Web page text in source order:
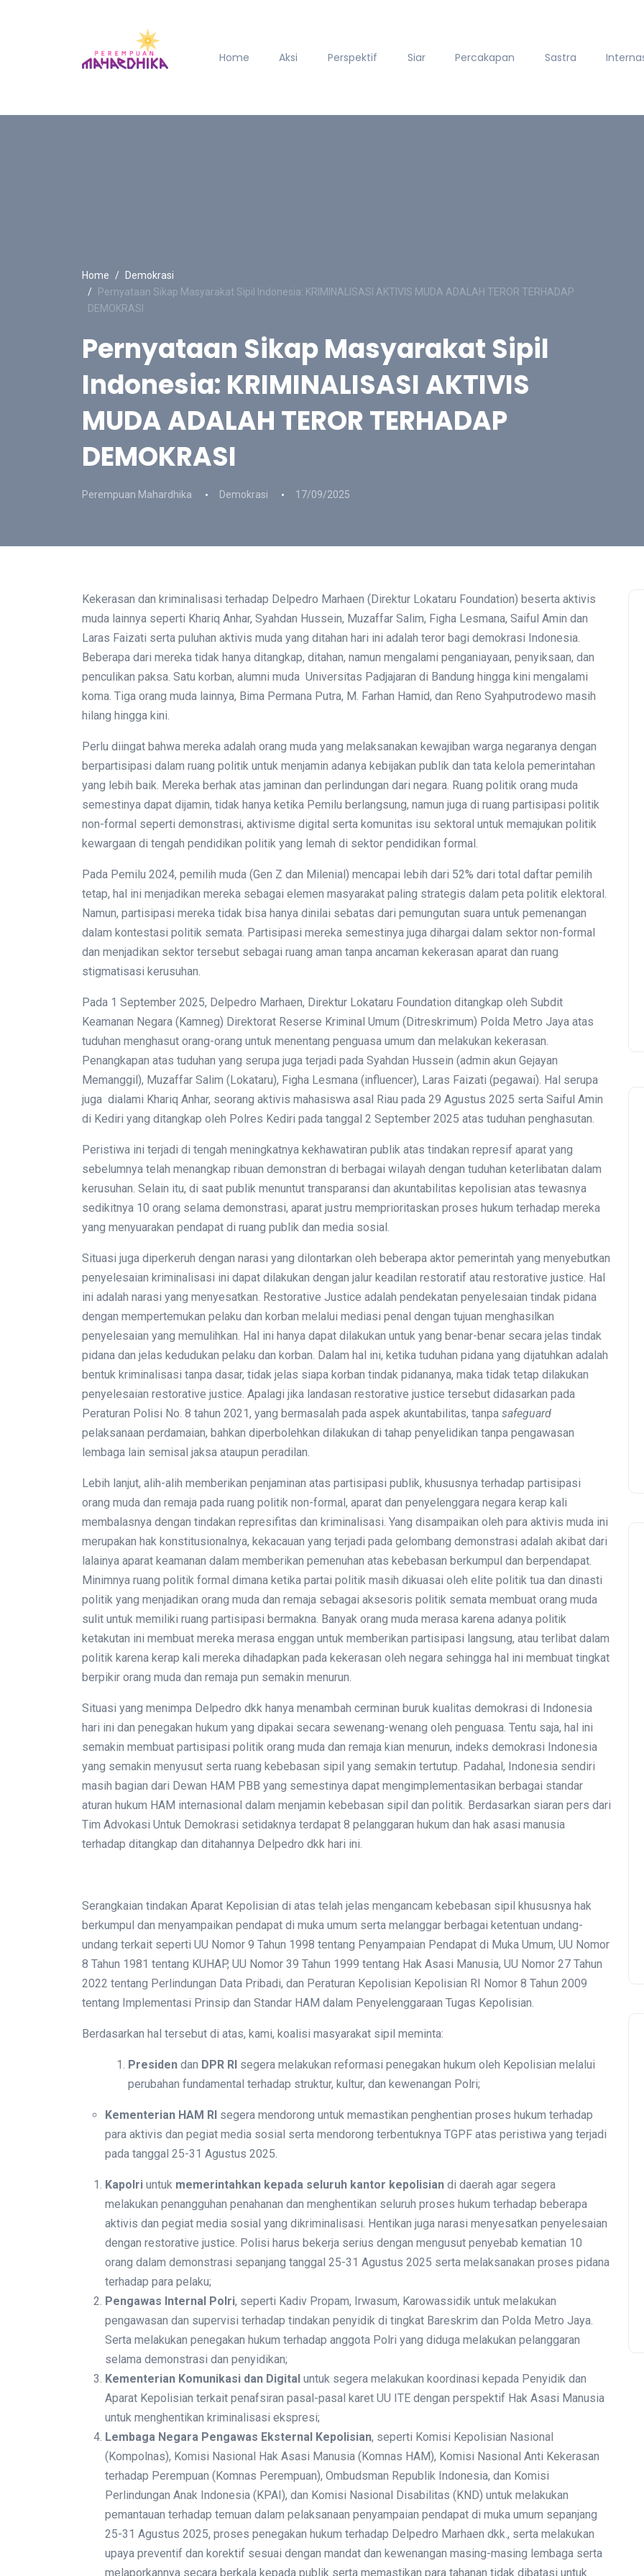
Home Aksi Perspektif Siar Percakapan Sastra
Home
Demokrasi
Pernyataan Sikap Masyarakat Sipil Indonesia: KRIMINALISASI AKTIVIS MUDA ADALAH TEROR TERHADAP
DEMOKRASI
Pernyataan Sikap Masyarakat Sipil
Indonesia: KRIMINALISASI AKTIVIS
MUDA ADALAH TEROR TERHADAP
DEMOKRASI
Perempuan Mahardhika Demokrasi 17/09/2025
Kekerasan dan kriminalisasi terhadap Delpedro Marhaen (Direktur Lokataru Foundation) beserta aktivis
muda lainnya seperti Khariq Anhar, Syahdan Hussein, Muzaffar Salim, Figha Lesmana, Saiful Amin dan
Laras Faizati serta puluhan aktivis muda yang ditahan hari ini adalah teror bagi demokrasi Indonesia.
Beberapa dari mereka tidak hanya ditangkap, ditahan, namun mengalami penganiayaan, penyiksaan, dan
penculikan paksa. Satu korban, alumni muda Universitas Padjajaran di Bandung hingga kini mengalami
koma. Tiga orang muda lainnya, Bima Permana Putra, M. Farhan Hamid, dan Reno Syahputrodewo masih
hilang hingga kini.
Perlu diingat bahwa mereka adalah orang muda yang melaksanakan kewajiban warga negaranya dengan
berpartisipasi dalam ruang politik untuk menjamin adanya kebijakan publik dan tata kelola pemerintahan
yang lebih baik. Mereka berhak atas jaminan dan perlindungan dari negara. Ruang politik orang muda
semestinya dapat dijamin, tidak hanya ketika Pemilu berlangsung, namun juga di ruang partisipasi politik
non-formal seperti demonstrasi, aktivisme digital serta komunitas isu sektoral untuk memajukan politik
kewargaan di tengah pendidikan politik yang lemah di sektor pendidikan formal.
Pada Pemilu 2024, pemilih muda (Gen Z dan Milenial) mencapai lebih dari 52% dari total daftar pemilih
tetap, hal ini menjadikan mereka sebagai elemen masyarakat paling strategis dalam peta politik elektoral.
Namun, partisipasi mereka tidak bisa hanya dinilai sebatas dari pemungutan suara untuk pemenangan
dalam kontestasi politik semata. Partisipasi mereka semestinya juga dihargai dalam sektor non-formal
dan menjadikan sektor tersebut sebagai ruang aman tanpa ancaman kekerasan aparat dan ruang
stigmatisasi kerusuhan.
Pada 1 September 2025, Delpedro Marhaen, Direktur Lokataru Foundation ditangkap oleh Subdit
Keamanan Negara (Kamneg) Direktorat Reserse Kriminal Umum (Ditreskrimum) Polda Metro Jaya atas
tuduhan menghasut orang-orang untuk menentang penguasa umum dan melakukan kekerasan.
Penangkapan atas tuduhan yang serupa juga terjadi pada Syahdan Hussein (admin akun Gejayan
Memanggil), Muzaffar Salim (Lokataru), Figha Lesmana (influencer), Laras Faizati (pegawai). Hal serupa
juga dialami Khariq Anhar, seorang aktivis mahasiswa asal Riau pada 29 Agustus 2025 serta Saiful Amin
di Kediri yang ditangkap oleh Polres Kediri pada tanggal 2 September 2025 atas tuduhan penghasutan.
Peristiwa ini terjadi di tengah meningkatnya kekhawatiran publik atas tindakan represif aparat yang
sebelumnya telah menangkap ribuan demonstran di berbagai wilayah dengan tuduhan keterlibatan dalam
kerusuhan. Selain itu, di saat publik menuntut transparansi dan akuntabilitas kepolisian atas tewasnya
sedikitnya 10 orang selama demonstrasi, aparat justru memprioritaskan proses hukum terhadap mereka
yang menyuarakan pendapat di ruang publik dan media sosial.
Situasi juga diperkeruh dengan narasi yang dilontarkan oleh beberapa aktor pemerintah yang menyebutkan
penyelesaian kriminalisasi ini dapat dilakukan dengan jalur keadilan restoratif atau restorative justice. Hal
ini adalah narasi yang menyesatkan. Restorative Justice adalah pendekatan penyelesaian tindak pidana
dengan mempertemukan pelaku dan korban melalui mediasi penal dengan tujuan menghasilkan
penyelesaian yang memulihkan. Hal ini hanya dapat dilakukan untuk yang benar-benar secara jelas tindak
pidana dan jelas kedudukan pelaku dan korban. Dalam hal ini, ketika tuduhan pidana yang dijatuhkan adalah
bentuk kriminalisasi tanpa dasar, tidak jelas siapa korban tindak pidananya, maka tidak tetap dilakukan
penyelesaian restorative justice. Apalagi jika landasan restorative justice tersebut didasarkan pada
Peraturan Polisi No. 8 tahun 2021, yang bermasalah pada aspek akuntabilitas, tanpa safeguard
pelaksanaan perdamaian, bahkan diperbolehkan dilakukan di tahap penyelidikan tanpa pengawasan
lembaga lain semisal jaksa ataupun peradilan.
Lebih lanjut, alih-alih memberikan penjaminan atas partisipasi publik, khususnya terhadap partisipasi
orang muda dan remaja pada ruang politik non-formal, aparat dan penyelenggara negara kerap kali
membalasnya dengan tindakan represifitas dan kriminalisasi. Yang disampaikan oleh para aktivis muda ini
merupakan hak konstitusionalnya, kekacauan yang terjadi pada gelombang demonstrasi adalah akibat dari
lalainya aparat keamanan dalam memberikan pemenuhan atas kebebasan berkumpul dan berpendapat.
Minimnya ruang politik formal dimana ketika partai politik masih dikuasai oleh elite politik tua dan dinasti
politik yang menjadikan orang muda dan remaja sebagai aksesoris politik semata membuat orang muda
sulit untuk memiliki ruang partisipasi bermakna. Banyak orang muda merasa karena adanya politik
ketakutan ini membuat mereka merasa enggan untuk memberikan partisipasi langsung, atau terlibat dalam
politik karena kerap kali mereka dihadapkan pada kekerasan oleh negara sehingga hal ini membuat tingkat
berpikir orang muda dan remaja pun semakin menurun.
Situasi yang menimpa Delpedro dkk hanya menambah cerminan buruk kualitas demokrasi di Indonesia
hari ini dan penegakan hukum yang dipakai secara sewenang-wenang oleh penguasa. Tentu saja, hal ini
semakin membuat partisipasi politik orang muda dan remaja kian menurun, indeks demokrasi Indonesia
yang semakin menyusut serta ruang kebebasan sipil yang semakin tertutup. Padahal, Indonesia sendiri
masih bagian dari Dewan HAM PBB yang semestinya dapat mengimplementasikan berbagai standar
aturan hukum HAM internasional dalam menjamin kebebasan sipil dan politik. Berdasarkan siaran pers dari
Tim Advokasi Untuk Demokrasi setidaknya terdapat 8 pelanggaran hukum dan hak asasi manusia
terhadap ditangkap dan ditahannya Delpedro dkk hari ini.
Serangkaian tindakan Aparat Kepolisian di atas telah jelas mengancam kebebasan sipil khususnya hak
berkumpul dan menyampaikan pendapat di muka umum serta melanggar berbagai ketentuan undang-
undang terkait seperti UU Nomor 9 Tahun 1998 tentang Penyampaian Pendapat di Muka Umum, UU Nomor
8 Tahun 1981 tentang KUHAP, UU Nomor 39 Tahun 1999 tentang Hak Asasi Manusia, UU Nomor 27 Tahun
2022 tentang Perlindungan Data Pribadi, dan Peraturan Kepolisian Kepolisian RI Nomor 8 Tahun 2009
tentang Implementasi Prinsip dan Standar HAM dalam Penyelenggaraan Tugas Kepolisian.
Berdasarkan hal tersebut di atas, kami, koalisi masyarakat sipil meminta:
Presiden dan DPR RI segera melakukan reformasi penegakan hukum oleh Kepolisian melalui
perubahan fundamental terhadap struktur, kultur, dan kewenangan Polri;
Kementerian HAM RI segera mendorong untuk memastikan penghentian proses hukum terhadap
para aktivis dan pegiat media sosial serta mendorong terbentuknya TGPF atas peristiwa yang terjadi
pada tanggal 25-31 Agustus 2025.
Kapolri untuk memerintahkan kepada seluruh kantor kepolisian di daerah agar segera
melakukan penangguhan penahanan dan menghentikan seluruh proses hukum terhadap beberapa
aktivis dan pegiat media sosial yang dikriminalisasi. Hentikan juga narasi menyesatkan penyelesaian
dengan restorative justice. Polisi harus bekerja serius dengan mengusut penyebab kematian 10
orang dalam demonstrasi sepanjang tanggal 25-31 Agustus 2025 serta melaksanakan proses pidana
terhadap para pelaku;
Pengawas Internal Polri, seperti Kadiv Propam, Irwasum, Karowassidik untuk melakukan
pengawasan dan supervisi terhadap tindakan penyidik di tingkat Bareskrim dan Polda Metro Jaya.
Serta melakukan penegakan hukum terhadap anggota Polri yang diduga melakukan pelanggaran
selama demonstrasi dan penyidikan;
Kementerian Komunikasi dan Digital untuk segera melakukan koordinasi kepada Penyidik dan
Aparat Kepolisian terkait penafsiran pasal-pasal karet UU ITE dengan perspektif Hak Asasi Manusia
untuk menghentikan kriminalisasi ekspresi;
Lembaga Negara Pengawas Eksternal Kepolisian, seperti Komisi Kepolisian Nasional
(Kompolnas), Komisi Nasional Hak Asasi Manusia (Komnas HAM), Komisi Nasional Anti Kekerasan
terhadap Perempuan (Komnas Perempuan), Ombudsman Republik Indonesia, dan Komisi
Perlindungan Anak Indonesia (KPAI), dan Komisi Nasional Disabilitas (KND) untuk melakukan
pemantauan terhadap temuan dalam pelaksanaan penyampaian pendapat di muka umum sepanjang
25-31 Agustus 2025, proses penegakan hukum terhadap Delpedro Marhaen dkk., serta melakukan
upaya preventif dan korektif sesuai dengan mandat dan kewenangan masing-masing lembaga serta
melaporkannya secara berkala kepada publik serta memastikan para tahanan tidak dibatasi untuk
Demokrasi
Sejarah Gerakan Buruh:
Serikat Feminis Buruh
Restoran Cepat Saji dan
Retail Mengorganisir yang
Tidak Terorganisir